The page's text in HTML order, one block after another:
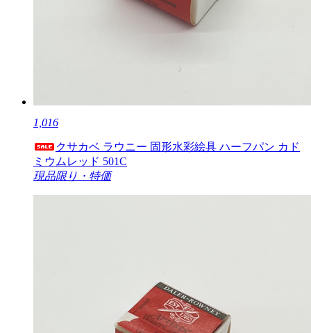
1,016
クサカベ ラウニー 固形水彩絵具 ハーフパン カド
ミウムレッド 501C
現品限り・特価